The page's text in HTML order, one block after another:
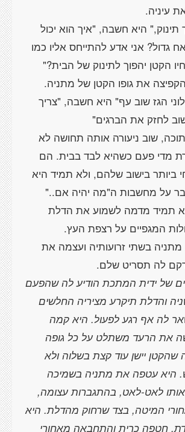
תינוק," היא חשבה, "איך הוא יכול
גדול? אני אדע להתייחס אליו כמו
את גופו הקטן של מתניה.
הגז שוב עף" היא חשבה, "צריך
שוב ניעורה אותה תחושה לא
מדי פעם כשהיא לבד בבית. הם
ביותר בישוב שלהם, ולא תמיד היא
על מחשבות ה"מה יהיה אם.."
תמיד מדמה לשמוע את הדלת
בשתי זרועותיה ועצמה את
של ידית המתכת הודיע לה שהפעם
והדלת תיקרע מציריה החלשים
לה אף רגע לפעול. היא קמה
את הרעד משתלט על כל גופה
שהקטן יישן עוד קצת בשלוה ולא
היא עטפה את מתניה בשמיכה
אותו לאט-לאט, בהתגברות עצומה,
המיטה, בצד שרחוק מהדלת. היא
חטפה כרית והתחבאה מאחורי